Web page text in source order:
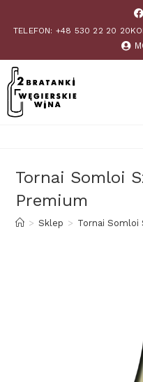
TELEFON: +48 530 22 20 20
Tornai Somloi
Premium
> Sklep > Tornai Somloi